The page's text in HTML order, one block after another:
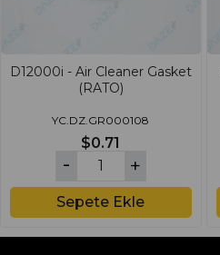
D12000i - Air Cleaner Gasket
(RATO)
YC.DZ.GR000108
$0.71
Sepete Ekle